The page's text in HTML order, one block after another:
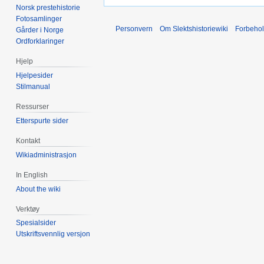
Norsk prestehistorie
Fotosamlinger
Gårder i Norge
Ordforklaringer
Hjelp
Hjelpesider
Stilmanual
Ressurser
Etterspurte sider
Kontakt
Wikiadministrasjon
In English
About the wiki
Verktøy
Spesialsider
Utskriftsvennlig versjon
Personvern Om Slektshistoriewiki